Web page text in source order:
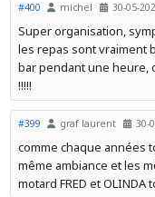
#400 michel 30-05-
Super organisation,
les repas sont vraiment
bar pendant une heure,
!!!!!
#399 graf laurent 30-
comme chaque années
même ambiance et les
motard FRED et